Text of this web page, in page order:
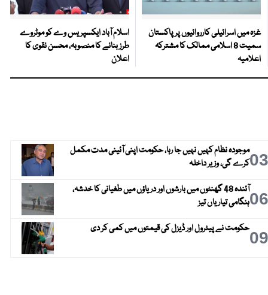
غزہ میں اسرائیلی کارروائیوں پر پاکستان
سمیت 8 اسلامی ممالک کا مشترکہ
اعلامیہ
اسلام آباد ایکسپریس وے کو موٹروے
طرز بنانے کا منصوبہ، محسن نقوی کا
اعلان
03موجودہ نظام کہیں نہیں جا رہا، حکومت اپنی آئینی مدت مکمل
کرے گی، وزیر داخلہ
06
آئندہ 48 گھنٹوں میں بارشوں اور دریاؤں میں طغیانی کا خدشہ،
ہنگامی تیاریاں تیز
09حکومت نے پیٹرول اور ڈیزل کی قیمتوں میں کمی کر دی